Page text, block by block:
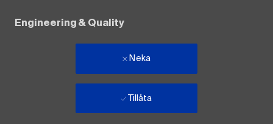
Engineering & Quality
Neka
Tillåta